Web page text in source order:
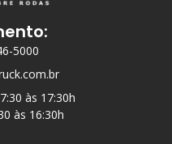
5000
às 17:30h
às 16:30h